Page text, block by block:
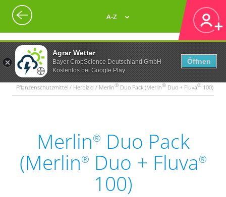
Agrar Wetter
Bayer CropScience Deutschland GmbH
Kostenlos bei Google Play
Öffnen
A-Z
Pflanzenschutzmittel / Herbizid / Merlin® Duo Pack (Merlin® Duo + Fluva® 100)
Merlin® Duo Pack
(Merlin® Duo + Fluva®
100)